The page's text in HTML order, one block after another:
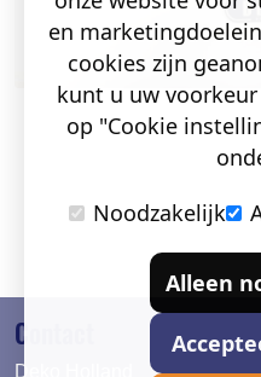
Contact
Deko Holland
en
cookies zijn
kunt u uw
op "Cookie
Noodzakelijk
Alleen